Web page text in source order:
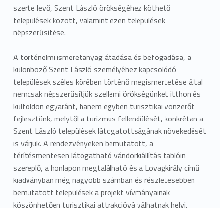
szerte levő, Szent László örökségéhez köthető
települések között, valamint ezen települések
népszerűsítése.
A történelmi ismeretanyag átadása és befogadása, a
különböző Szent László személyéhez kapcsolódó
települések széles körében történő megismertetése által
nemcsak népszerűsítjük szellemi örökségünket itthon és
külföldön egyaránt, hanem egyben turisztikai vonzerőt
fejlesztünk, melytől a turizmus fellendülését, konkrétan a
Szent László települések látogatottságának növekedését
is várjuk. A rendezvényeken bemutatott, a
térítésmentesen látogatható vándorkiállítás tablóin
szereplő, a honlapon megtalálható és a Lovagkirály című
kiadványban még nagyobb számban és részletesebben
bemutatott települések a projekt vívmányainak
köszönhetően turisztikai attrakcióvá válhatnak helyi,